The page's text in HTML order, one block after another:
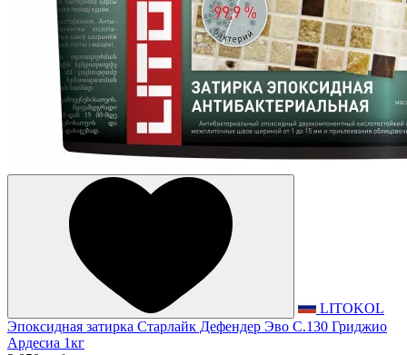
LITOKOL
Эпоксидная затирка Старлайк Дефендер Эво С.130 Гриджио
Ардесиа 1кг